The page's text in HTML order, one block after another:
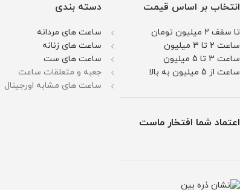
انتخاب بر اساس قیمت
تا سقف 2 میلیون تومان
ساعت 2 تا 3 میلیون
ساعت 3 تا 5 میلیون
ساعت از 5 میلیون به بالا
اعتماد شما افتخار ماست
دسته بندی
ساعت های مردانه
ساعت های زنانه
ساعت های ست
جعبه و متعلقات ساعت
ساعت های مشابه اورجینال